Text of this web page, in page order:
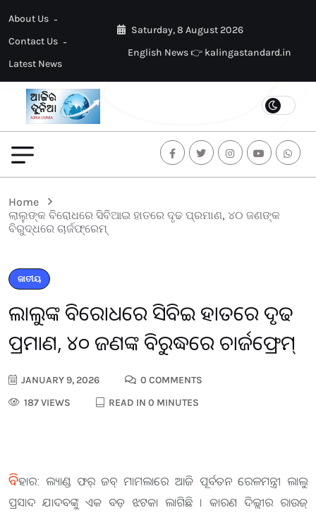
About Us
Contact Us
Latest News
Saturday, 8 August 2026
English News 👉 kalingastandard.in
Home
ଲାଲୁଙ୍କ ବିରୋଧରେ ସିବିଆଇ ହାତରେ ଦୃଢ ପ୍ରମାଣ, ୪୦ ଜଣଙ୍କ
ବିରୁଦ୍ଧରେ ଚାର୍ଜଫ୍ରେମ୍
ଜାତୀୟ
ଲାଲୁଙ୍କ ବିରୋଧରେ ସିବିଆଇ ହାତରେ ଦୃଢ
ପ୍ରମାଣ, ୪୦ ଜଣଙ୍କ ବିରୁଦ୍ଧରେ ଚାର୍ଜଫ୍ରେମ୍
JANUARY 9, 2026
0 COMMENTS
187 VIEWS
READ IN 0 MINUTES
ବିହାର: ଲ୍ୟାଣ୍ଡ ଫର୍ ଜବ୍ ମାମଲାରେ ଆଜି ପୂର୍ବତନ ରେଳମନ୍ତ୍ରୀ ଲାଲୁ
ପ୍ରସାଦ ଯାଦବଙ୍କୁ ଏକ ବଡ଼ ଝଟକା ଲାଗିଛି । କାରଣ ଦିଲ୍ଲୀର ରାଉଜ୍